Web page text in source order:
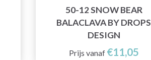
50-12 SNOW BEAR
BALACLAVA BY DROPS
DESIGN
Prijs vanaf €11,05